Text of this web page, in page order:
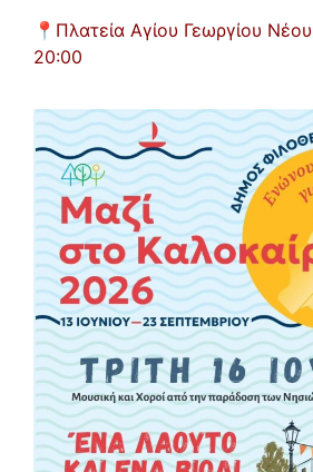
📍 Πλατεία Αγίου Γεωργίου
20:00